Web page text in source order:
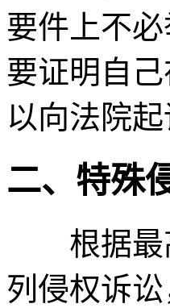
要件上不
要证明自
以向法院
二、特殊
根据最高
列侵权诉